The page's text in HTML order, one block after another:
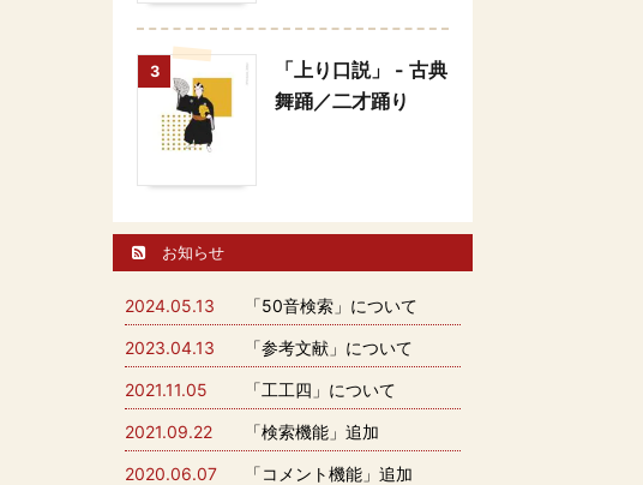
3
「上り口説」 - 古典
舞踊／二才踊り
お知らせ
2024.05.13 「50音検索」について
2023.04.13 「参考文献」について
2021.11.05 「工工四」について
2021.09.22 「検索機能」追加
2020.06.07 「コメント機能」追加